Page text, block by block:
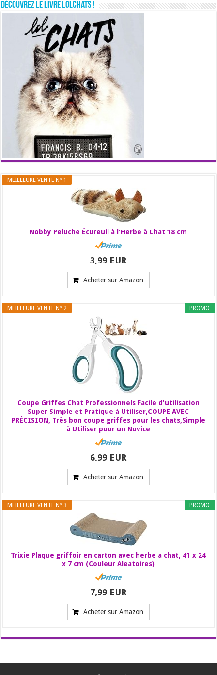
Découvrez le livre LolChats !
MEILLEURE VENTE N° 1
Nobby Peluche Écureuil à l'Herbe à Chat 18 cm
3,99 EUR
Acheter sur Amazon
PROMO
MEILLEURE VENTE N° 2
Coupe Griffes Chat Professionnels Facile d'utilisation
Super Simple et Pratique à Utiliser,COUPE AVEC
PRÉCISION, Très bon coupe griffes pour les chats,Simple
à Utiliser pour un Novice
6,99 EUR
Acheter sur Amazon
PROMO
MEILLEURE VENTE N° 3
Trixie Plaque griffoir en carton avec herbe a chat, 41 x 24
x 7 cm (Couleur Aleatoires)
7,99 EUR
Acheter sur Amazon